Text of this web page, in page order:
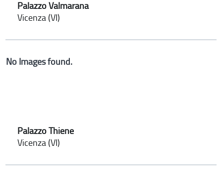
Palazzo Valmarana
Vicenza (VI)
No Images found.
Palazzo Thiene
Vicenza (VI)